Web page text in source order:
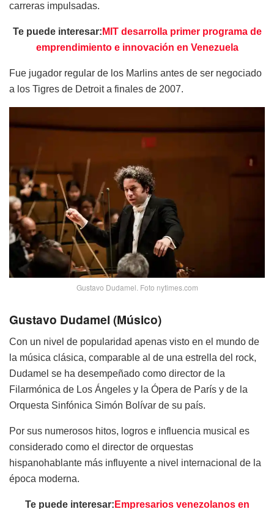
carreras impulsadas. ​
Te puede interesar: MIT desarrolla primer programa de
emprendimiento e innovación en Venezuela
Fue jugador regular de los Marlins antes de ser negociado
a los Tigres de Detroit a finales de 2007.
Gustavo Dudamel. Foto nytimes.com
Gustavo Dudamel (Músico)
Con un nivel de popularidad apenas visto en el mundo de
la música clásica, comparable al de una estrella del rock,
Dudamel se ha desempeñado como director de la
Filarmónica de Los Ángeles y la Ópera de París y de la
Orquesta Sinfónica Simón Bolívar de su país.
Por sus numerosos hitos, logros e influencia musical es
considerado como el director de orquestas
hispanohablante más influyente a nivel internacional de la
época moderna.​
Te puede interesar: Empresarios venezolanos en